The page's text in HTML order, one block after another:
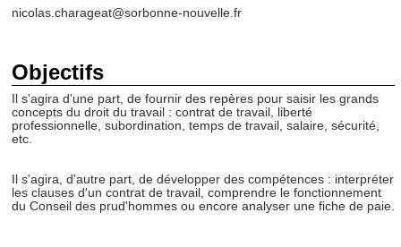
nicolas.charageat@sorbonne-nouvelle.fr
Objectifs
Il s'agira d'une part, de fournir des repères pour saisir les grands
concepts du droit du travail : contrat de travail, liberté
professionnelle, subordination, temps de travail, salaire, sécurité,
etc.
Il s'agira, d'autre part, de développer des compétences : interpréter
les clauses d'un contrat de travail, comprendre le fonctionnement
du Conseil des prud'hommes ou encore analyser une fiche de paie.